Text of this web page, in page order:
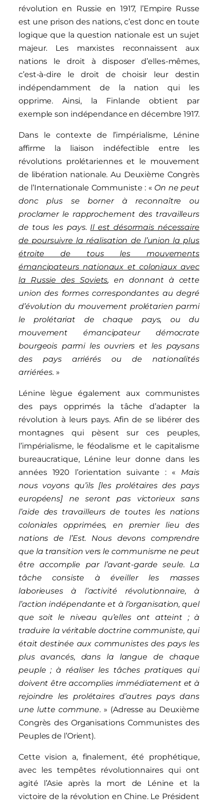
révolution en Russie en 1917, l’Empire Russe
est une prison des nations, c’est donc en toute
logique que la question nationale est un sujet
majeur. Les marxistes reconnaissent aux
nations le droit à disposer d’elles-mêmes,
c’est-à-dire le droit de choisir leur destin
indépendamment de la nation qui les
opprime. Ainsi, la Finlande obtient par
exemple son indépendance en décembre 1917.
Dans le contexte de l’impérialisme, Lénine
affirme la liaison indéfectible entre les
révolutions prolétariennes et le mouvement
de libération nationale. Au Deuxième Congrès
de l’Internationale Communiste : « On ne peut
donc plus se borner à reconnaître ou
proclamer le rapprochement des travailleurs
de tous les pays. Il est désormais nécessaire
de poursuivre la réalisation de l’union la plus
étroite de tous les mouvements
émancipateurs nationaux et coloniaux avec
la Russie des Soviets, en donnant à cette
union des formes correspondantes au degré
d’évolution du mouvement prolétarien parmi
le prolétariat de chaque pays, ou du
mouvement émancipateur démocrate
bourgeois parmi les ouvriers et les paysans
des pays arriérés ou de nationalités
arriérées. »
Lénine lègue également aux communistes
des pays opprimés la tâche d’adapter la
révolution à leurs pays. Afin de se libérer des
montagnes qui pèsent sur ces peuples,
l’impérialisme, le féodalisme et le capitalisme
bureaucratique, Lénine leur donne dans les
années 1920 l’orientation suivante : « Mais
nous voyons qu’ils [les prolétaires des pays
européens] ne seront pas victorieux sans
l’aide des travailleurs de toutes les nations
coloniales opprimées, en premier lieu des
nations de l’Est. Nous devons comprendre
que la transition vers le communisme ne peut
être accomplie par l’avant-garde seule. La
tâche consiste à éveiller les masses
laborieuses à l’activité révolutionnaire, à
l’action indépendante et à l’organisation, quel
que soit le niveau qu’elles ont atteint ; à
traduire la véritable doctrine communiste, qui
était destinée aux communistes des pays les
plus avancés, dans la langue de chaque
peuple ; à réaliser les tâches pratiques qui
doivent être accomplies immédiatement et à
rejoindre les prolétaires d’autres pays dans
une lutte commune. » (Adresse au Deuxième
Congrès des Organisations Communistes des
Peuples de l’Orient).
Cette vision a, finalement, été prophétique,
avec les tempêtes révolutionnaires qui ont
agité l’Asie après la mort de Lénine et la
victoire de la révolution en Chine. Le Président